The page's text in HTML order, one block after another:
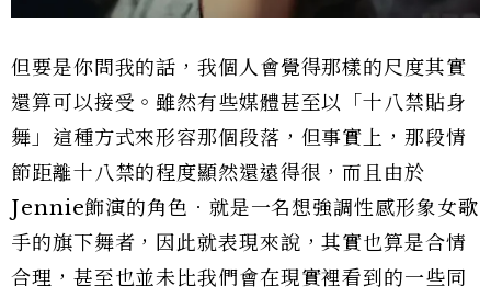
但要是你問我的話，我個人會覺得那樣的尺度其實
還算可以接受。雖然有些媒體甚至以「十八禁貼身
舞」這種方式來形容那個段落，但事實上，那段情
節距離十八禁的程度顯然還遠得很，而且由於
Jennie飾演的角色．就是一名想強調性感形象女歌
手的旗下舞者，因此就表現來說，其實也算是合情
合理，甚至也並未比我們會在現實裡看到的一些同